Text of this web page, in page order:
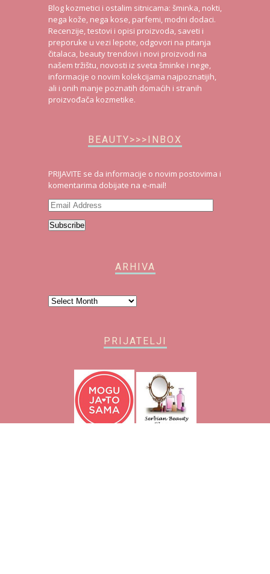
Blog kozmetici i ostalim sitnicama: šminka, nokti,
nega kože, nega kose, parfemi, modni dodaci.
Recenzije, testovi i opisi proizvoda, saveti i
preporuke u vezi lepote, odgovori na pitanja
čitalaca, beauty trendovi i novi proizvodi na
našem tržištu, novosti iz sveta šminke i nege,
informacije o novim kolekcijama najpoznatijih,
ali i onih manje poznatih domaćih i stranih
proizvođača kozmetike.
BEAUTY>>>INBOX
PRIJAVITE se da informacije o novim postovima i
komentarima dobijate na e-mail!
Email
Address
Subscribe
ARHIVA
Arhiva
PRIJATELJI